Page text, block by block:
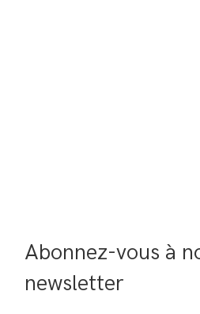
Abonnez-vous à
newsletter